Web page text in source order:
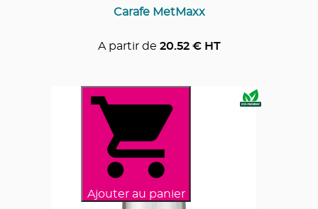
Carafe MetMaxx
A partir de 20.52€ HT
Ajouter au panier